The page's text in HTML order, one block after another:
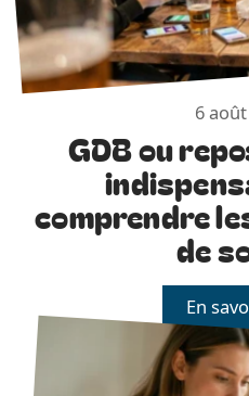
6
GDB ou
comprendre
de
En